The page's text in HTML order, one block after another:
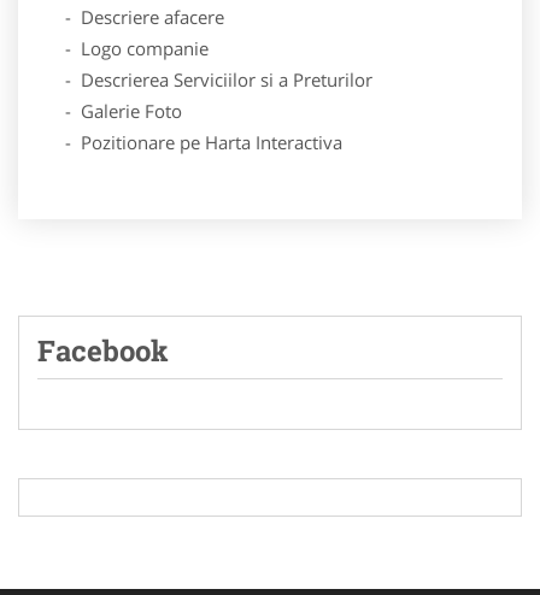
- Descriere afacere
- Logo companie
- Descrierea Serviciilor si a Preturilor
- Galerie Foto
- Pozitionare pe Harta Interactiva
Facebook